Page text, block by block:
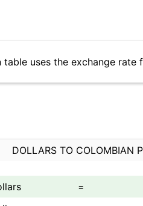
table uses the exchange
DOLLARS TO COLOMBIAN
=